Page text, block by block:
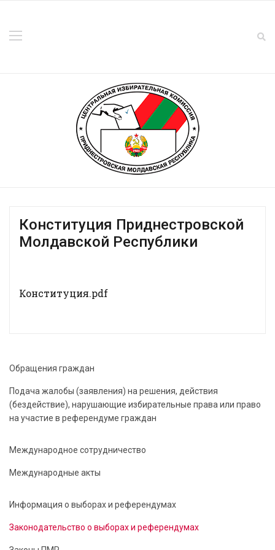
Конституция Приднестровской
Молдавской Республики
Конституция.pdf
Обращения граждан
Подача жалобы (заявления) на решения, действия
(бездействие), нарушающие избирательные права или право
на участие в референдуме граждан
Международное сотрудничество
Международные акты
Информация о выборах и референдумах
Законодательство о выборах и референдумах